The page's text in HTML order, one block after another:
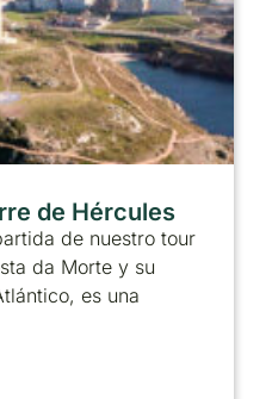
de Hércules
de nuestro tour
da Morte y su
es una